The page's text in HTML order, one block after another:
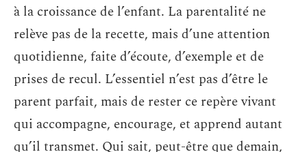
à la croissance de l’enfant. La parentalité ne
relève pas de la recette, mais d’une attention
quotidienne, faite d’écoute, d’exemple et de
prises de recul. L’essentiel n’est pas d’être le
parent parfait, mais de rester ce repère vivant
qui accompagne, encourage, et apprend autant
qu’il transmet. Qui sait, peut-être que demain,